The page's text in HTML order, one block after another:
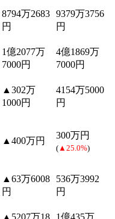
8794万2683
円
9379万3756
円
1億2077万
7000円
4億1869万
7000円
▲302万
1000円
4154万5000
円
▲400万円
300万円
( ▲25.0%)
▲63万6008
円
536万3992
円
▲5207万18
1億435万